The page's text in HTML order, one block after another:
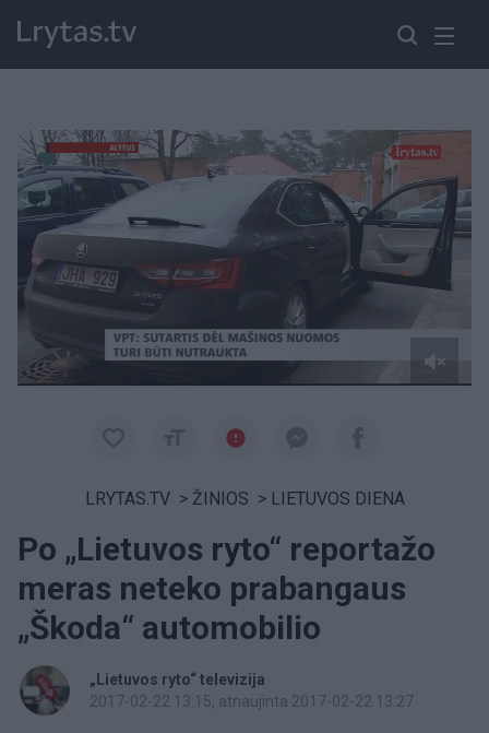
Paremkite Ukrainą
LRYTAS.TV > ŽINIOS > LIETUVOS DIENA
Po „Lietuvos ryto“ reportažo
meras neteko prabangaus
„Škoda“ automobilio
„Lietuvos ryto“ televizija
2017-02-22 13:15, atnaujinta 2017-02-22 13:27